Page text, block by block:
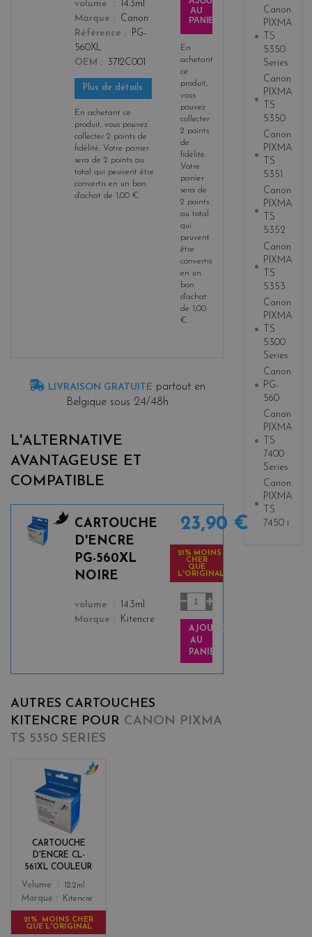
color
volume
14.3ml
Marque
Canon
Référence
PG-
560XL
OEM
3712C001
Plus de détails
En achetant ce
produit, vous pouvez
collecter 2 points de
fidélité. Votre panier
sera de 2 points au
total qui peuvent être
convertis en un bon
d'achat de 1,00 €.
AU
PANIER
En
achetant
ce
produit,
vous
pouvez
collecter
2 points
de
fidélité.
Votre
panier
sera de
2 points
au total
qui
peuvent
être
convertis
en un
bon
d'achat
de 1,00
€.
LIVRAISON GRATUITE partout en
Belgique sous 24/48h
L'ALTERNATIVE
AVANTAGEUSE ET
COMPATIBLE
CARTOUCHE
D'ENCRE
PG-560XL
NOIRE
color
volume
14.3ml
Marque
Kitencre
23,90 €
21% MOINS
CHER
QUE
L'ORIGINAL
AJOUTER
AU
PANIER
AUTRES CARTOUCHES
KITENCRE POUR CANON PIXMA
TS 5350 SERIES
CARTOUCHE
D'ENCRE CL-
561XL COULEUR
Color
r
Volume
12.2ml
Marque
Kitencre
21% MOINS CHER
QUE L'ORIGINAL
Canon
PIXMA
TS
5350
Series
Canon
PIXMA
TS
5350
Canon
PIXMA
TS
5351
Canon
PIXMA
TS
5352
Canon
PIXMA
TS
5353
Canon
PIXMA
TS
5300
Series
Canon
PG-
560
Canon
PIXMA
TS
7400
Series
Canon
PIXMA
TS
7450 i